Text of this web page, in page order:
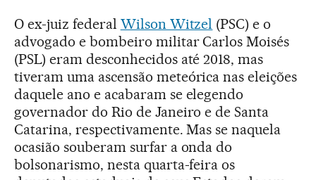
O ex-juiz federal Wilson Witzel (PSC) e o
advogado e bombeiro militar Carlos Moisés
(PSL) eram desconhecidos até 2018, mas
tiveram uma ascensão meteórica nas eleições
daquele ano e acabaram se elegendo
governador do Rio de Janeiro e de Santa
Catarina, respectivamente. Mas se naquela
ocasião souberam surfar a onda do
bolsonarismo, nesta quarta-feira os